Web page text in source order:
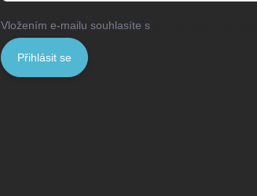
Vložením e-mailu souhlasíte s
Přihlásit se